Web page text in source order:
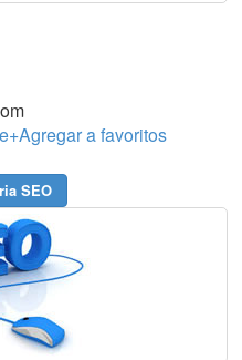
Agregar a favoritos
SEO